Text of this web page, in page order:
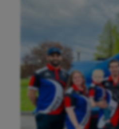
Canoë-kayak
Cerf Volant
Cheerleading
Course à pied